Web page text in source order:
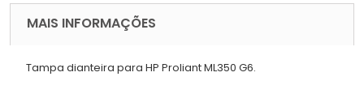
MAIS INFORMAÇÕES
Tampa dianteira para HP Proliant ML350 G6.